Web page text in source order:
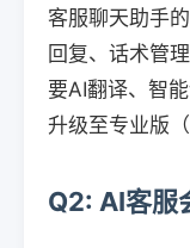
客服聊天助手
回复、话术管
要AI翻译、智
升级至专业版
Q2: AI客服